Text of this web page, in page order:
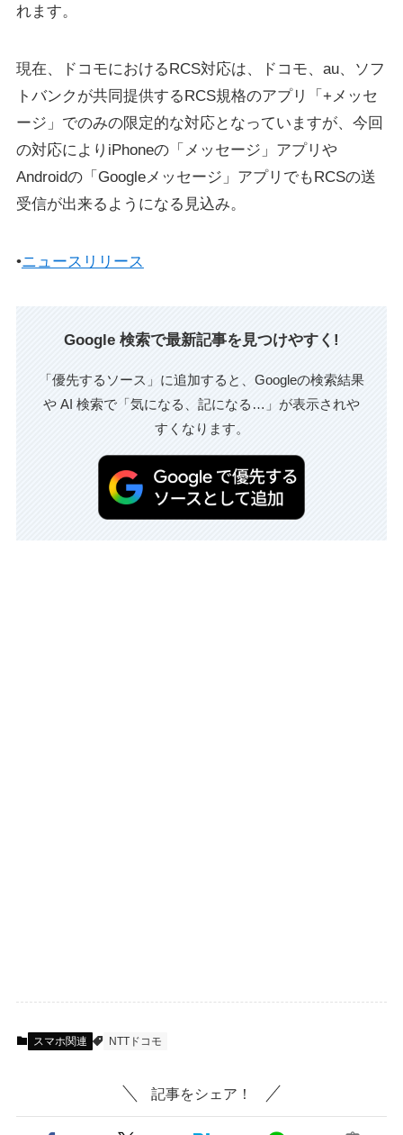
れます。
現在、ドコモにおけるRCS対応は、ドコモ、au、ソフ
トバンクが共同提供するRCS規格のアプリ「+メッセ
ージ」でのみの限定的な対応となっていますが、今回
の対応によりiPhoneの「メッセージ」アプリや
Androidの「Googleメッセージ」アプリでもRCSの送
受信が出来るようになる見込み。
•ニュースリリース
Google 検索で最新記事を見つけやすく!
「優先するソース」に追加すると、Googleの検索結果
や AI 検索で「気になる、記になる…」が表示されや
すくなります。
スマホ関連 NTTドコモ
記事をシェア！